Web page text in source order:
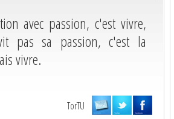
avec passion, c'est vivre,
pas sa passion, c'est la
vivre.
TorTU